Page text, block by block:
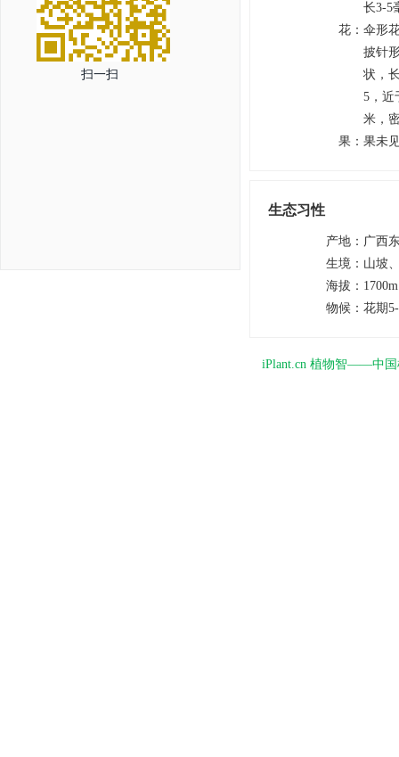
扫一扫
长3-5
花 ： 伞形
披针
状，
5，近
米，
果 ： 果未
生态习性
产地 ： 广西
生境 ： 山坡
海拔 ：
物候 ： 花期
iPlant.cn 植物智——中国